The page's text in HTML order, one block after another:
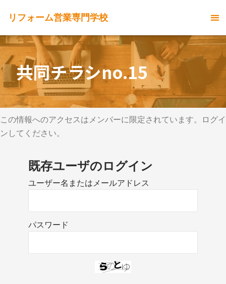
リフォーム営業専門学校
共同チラシno.15
この情報へのアクセスはメンバーに限定されています。ログイ
ンしてください。
既存ユーザのログイン
ユーザー名またはメールアドレス
パスワード